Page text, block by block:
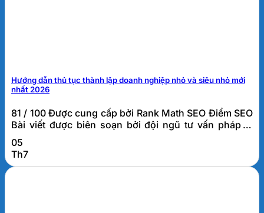
Hướng dẫn thủ tục thành lập doanh nghiệp nhỏ và siêu nhỏ mới
nhất 2026
81 / 100 Được cung cấp bởi Rank Math SEO Điểm SEO
Bài viết được biên soạn bởi đội ngũ tư vấn pháp lý
doanh nghiệp FATO, đơn vị đã hỗ trợ thành lập và tư
vấn thuế cho hơn 1.000 doanh nghiệp tại Đà Nẵng và
khu vực miền Trung. Thủ tục thành lập doanh
05
Th7